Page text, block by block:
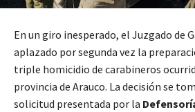
En un giro inesperado, el Juzgado de
aplazado por segunda vez la
triple homicidio de carabineros
provincia de Arauco. La decisión se
solicitud presentada por la